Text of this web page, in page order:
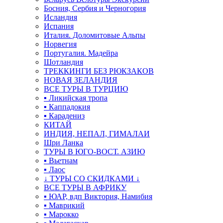
Босния, Сербия и Черногория
Исландия
Испания
Италия. Доломитовые Альпы
Норвегия
Португалия. Мадейра
Шотландия
ТРЕККИНГИ БЕЗ РЮКЗАКОВ
НОВАЯ ЗЕЛАНДИЯ
ВСЕ ТУРЫ В ТУРЦИЮ
▪ Ликийская тропа
▪ Каппадокия
▪ Карадениз
КИТАЙ
ИНДИЯ, НЕПАЛ, ГИМАЛАИ
Шри Ланка
ТУРЫ В ЮГО-ВОСТ. АЗИЮ
▪ Вьетнам
▪ Лаос
↓ ТУРЫ СО СКИДКАМИ ↓
ВСЕ ТУРЫ В АФРИКУ
▪ ЮАР, вдп Виктория, Намибия
▪ Маврикий
▪ Марокко